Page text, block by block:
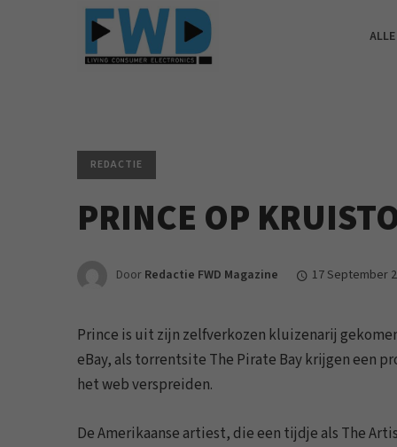
REDACTIE
PRINCE OP
Door Redactie FWD Magazine 17 September
Prince is uit zijn zelfverkozen kluizenarij
eBay, als torrentsite The Pirate Bay krijgen een
het web verspreiden.
De Amerikaanse artiest, die een tijdje als The